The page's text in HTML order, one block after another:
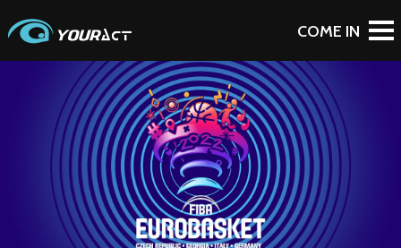
BACK TO PORTFOLIO